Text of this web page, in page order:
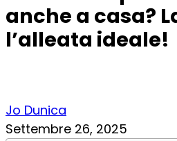
anche a casa?
l’alleata ideale!
Jo Dunica
Settembre 26, 2025